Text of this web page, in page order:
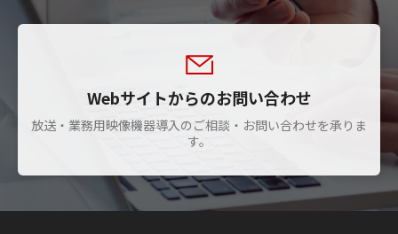
Webサイトからのお問い合わせ
放送・業務用映像機器導入のご相談・お問い合わせを承りま
す。